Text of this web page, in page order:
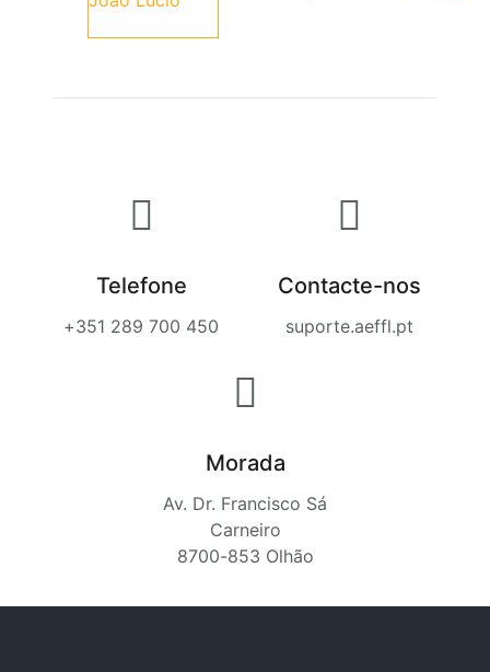
Telefone
+351 289 700 450
Contacte-nos
suporte.aeffl.pt
Morada
Av. Dr. Francisco Sá
Carneiro
8700-853 Olhão